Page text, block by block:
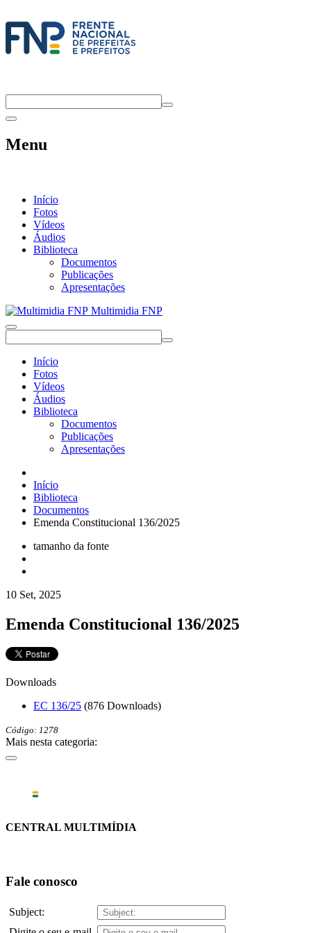
Menu
Início
Fotos
Vídeos
Áudios
Biblioteca
Documentos
Publicações
Apresentações
Multimidia FNP
Início
Fotos
Vídeos
Áudios
Biblioteca
Documentos
Publicações
Apresentações
Início
Biblioteca
Documentos
Emenda Constitucional 136/2025
tamanho da fonte
10 Set, 2025
Emenda Constitucional 136/2025
Downloads
EC 136/25 (876 Downloads)
Código: 1278
Mais nesta categoria:
CENTRAL MULTIMÍDIA
Fale conosco
Subject: